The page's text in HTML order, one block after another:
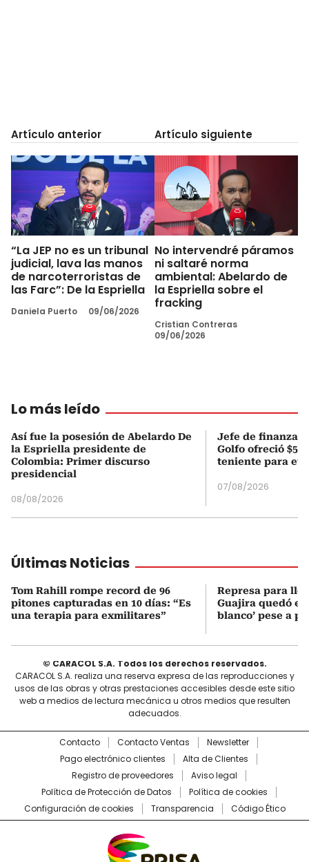
Artículo anterior
“La JEP no es un tribunal
judicial, lava las manos
de narcoterroristas de
las Farc”: De la Espriella
Daniela Puerto 09/06/2026
Artículo siguiente
No intervendré páramos
ni saltaré norma
ambiental: Abelardo de
la Espriella sobre el
fracking
Cristian Contreras
09/06/2026
Lo más leído
Así fue la posesión de Abelardo De
la Espriella presidente de
Colombia: Primer discurso
presidencial
08/08/2026
Jefe de finanzas
Golfo ofreció
teniente para
07/08/2026
Últimas Noticias
Tom Rahill rompe record de 96
pitones capturadas en 10 días: “Es
una terapia para exmilitares”
Represa para
Guajira quedó en
blanco’ pese a
© CARACOL S.A. Todos los derechos reservados.
CARACOL S.A. realiza una reserva expresa de las reproducciones y
usos de las obras y otras prestaciones accesibles desde este sitio
web a medios de lectura mecánica u otros medios que resulten
adecuados.
Contacto Contacto Ventas
Newsletter
Pago electrónico clientes
Alta de Clientes
Registro de proveedores
Aviso legal
Política de Protección de Datos
Política de cookies
Configuración de cookies
Transparencia Código Ético